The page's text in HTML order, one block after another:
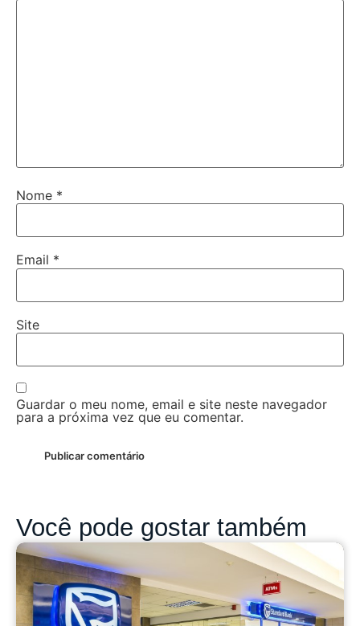
Nome *
Email *
Site
Guardar o meu nome, email e site neste navegador
para a próxima vez que eu comentar.
Você pode gostar também